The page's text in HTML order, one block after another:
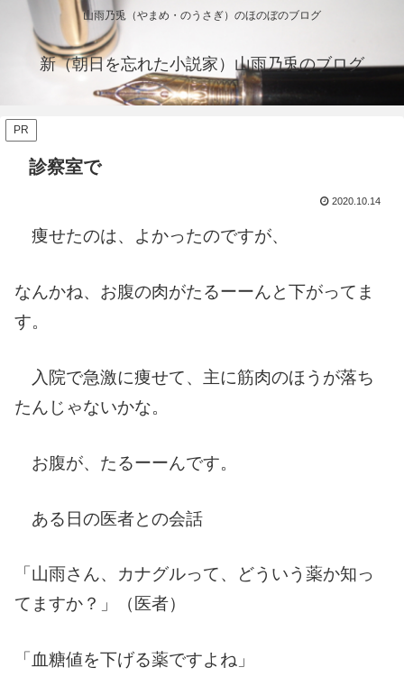
山雨乃兎（やまめ・のうさぎ）のほのぼのブログ
新（朝日を忘れた小説家）山雨乃兎のブログ
PR
診察室で
2020.10.14
痩せたのは、よかったのですが、
なんかね、お腹の肉がたるーーんと下がってま
す。
入院で急激に痩せて、主に筋肉のほうが落ち
たんじゃないかな。
お腹が、たるーーんです。
ある日の医者との会話
「山雨さん、カナグルって、どういう薬か知っ
てますか？」（医者）
「血糖値を下げる薬ですよね」